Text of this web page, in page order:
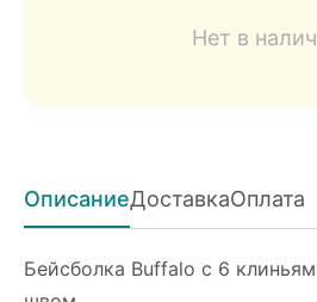
Нет в
ОписаниеДоставкаОплата
Бейсболка Buffalo с 6